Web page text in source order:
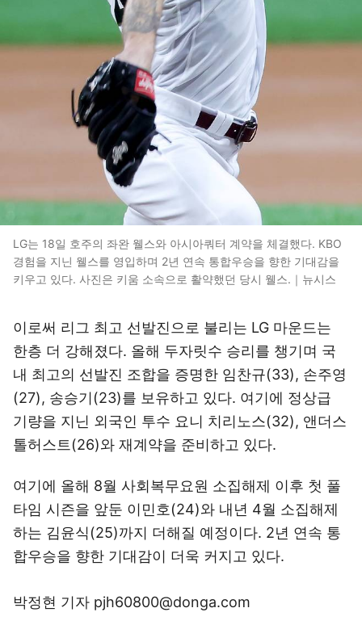
LG는 18일 호주의 좌완 웰스와 아시아쿼터 계약을 체결했다. KBO
경험을 지닌 웰스를 영입하며 2년 연속 통합우승을 향한 기대감을
키우고 있다. 사진은 키움 소속으로 활약했던 당시 웰스.｜뉴시스
이로써 리그 최고 선발진으로 불리는 LG 마운드는
한층 더 강해졌다. 올해 두자릿수 승리를 챙기며 국
내 최고의 선발진 조합을 증명한 임찬규(33), 손주영
(27), 송승기(23)를 보유하고 있다. 여기에 정상급
기량을 지닌 외국인 투수 요니 치리노스(32), 앤더스
톨허스트(26)와 재계약을 준비하고 있다.
여기에 올해 8월 사회복무요원 소집해제 이후 첫 풀
타임 시즌을 앞둔 이민호(24)와 내년 4월 소집해제
하는 김윤식(25)까지 더해질 예정이다. 2년 연속 통
합우승을 향한 기대감이 더욱 커지고 있다.
박정현 기자 pjh60800@donga.com